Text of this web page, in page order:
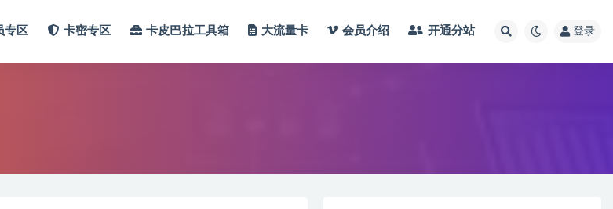
专区 卡密专区 卡皮巴拉工具箱 大流量卡 会员介绍 开通分站 登录